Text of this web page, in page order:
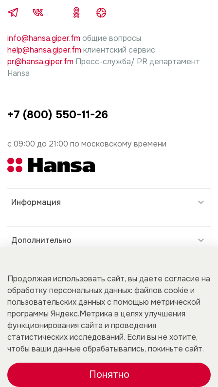
Информация
Дополнительно
Покупателям
Для бизнеса
с 09:00 до 21:00 по московскому времени
+7 (800) 550-11-26
info@hansa.giper.fm общие вопросы
help@hansa.giper.fm клиентский сервис
pr@hansa.giper.fm Пресс-служба/ PR департамент
Hansa
Продолжая использовать сайт, вы даете согласие на
обработку персональных данных: файлов cookie и
пользовательских данных с помощью метрической
программы Яндекс.Метрика в целях улучшения
функционирования сайта и проведения
статистических исследований. Если вы не хотите,
чтобы ваши данные обрабатывались, покиньте сайт.
Понятно